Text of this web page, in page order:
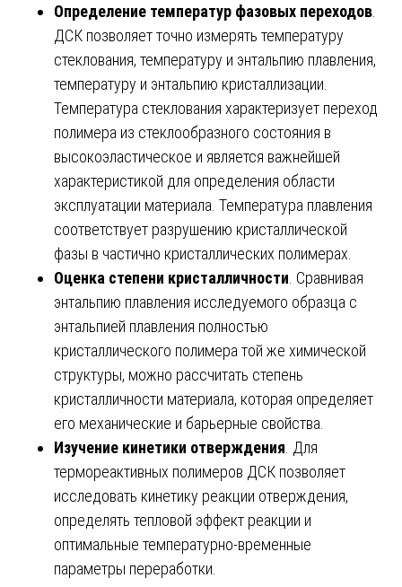
Определение температур фазовых переходов
ДСК позволяет точно измерять температуру
стеклования, температуру и энтальпию плавления,
температуру и энтальпию кристаллизации.
Температура стеклования характеризует переход
полимера из стеклообразного состояния в
высокоэластическое и является важнейшей
характеристикой для определения области
эксплуатации материала. Температура плавления
соответствует разрушению кристаллической
фазы в частично кристаллических полимерах.
Оценка степени кристалличности . Сравнивая
энтальпию плавления исследуемого образца с
энтальпией плавления полностью
кристаллического полимера той же химической
структуры, можно рассчитать степень
кристалличности материала, которая определяет
его механические и барьерные свойства.
Изучение кинетики отверждения . Для
термореактивных полимеров ДСК позволяет
исследовать кинетику реакции отверждения,
определять тепловой эффект реакции и
оптимальные температурно-временные
параметры переработки.